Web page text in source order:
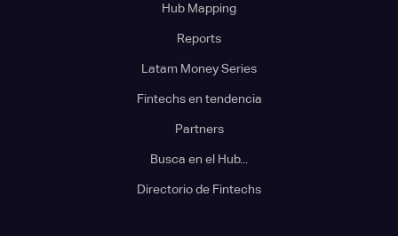
Hub Mapping
Reports
Latam Money Series
Fintechs en tendencia
Partners
Busca en el Hub...
Directorio de Fintechs